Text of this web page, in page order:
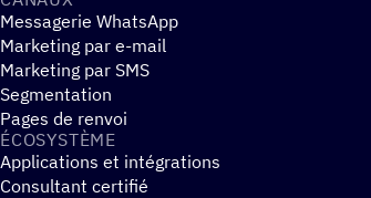
Messagerie WhatsApp
Marketing par e-mail
Marketing par SMS
Segmentation
Pages de renvoi
ÉCOSYS­TÈME
Applications et intégrations
Consultant certifié